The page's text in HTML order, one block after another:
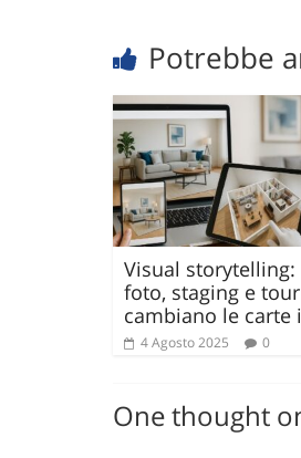
Potrebbe
Visual storytelling:
foto, staging e
cambiano le carte
4 Agosto 2025 0
One thought